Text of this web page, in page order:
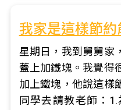
我家是這樣節約
星期日，我到舅舅家
蓋上加鐵塊。我覺得
加上鐵塊，他說這樣
同學去請教老師：